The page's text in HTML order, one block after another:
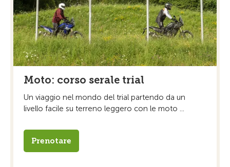
Moto: corso serale trial
Un viaggio nel mondo del trial partendo da un
livello facile su terreno leggero con le moto ...
Prenotare